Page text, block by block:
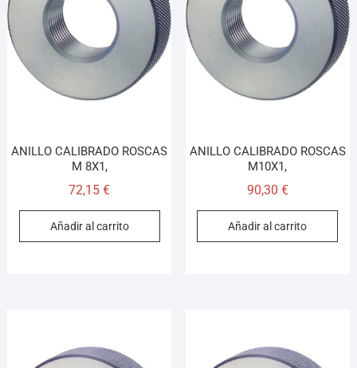
ANILLO CALIBRADO ROSCAS
M 8X1,
72,15€
Añadir al carrito
ANILLO CALIBRADO ROSCAS
M10X1,
90,30 €
Añadir al carrito